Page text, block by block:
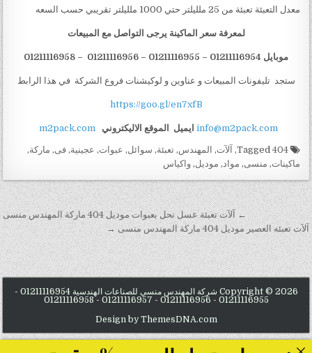
معدل التعبئة تعبئة من 25 ملليلتر حتي 1000 ملليلتر تقريبي حسب السعه
لمعرفة سعر الماكينة يرجى التواصل مع المبيعات
موبايل 01211116954 – 01211116955 – 01211116956 – 01211116958
ستجد تليفونات المبيعات و عناوين و لوكيشنات فروع الشركة في هذا الرابط
https://goo.gl/en7xfB
info@m2pack.com ايميل الموقع الاليكتروني m2pack.com
Tagged
404
, آلآت, المهندس,تعبئة, سوائل, عبوات, عجينية,فى, ماركة,
ماكينات, منسى, مواد, موديل,واكياس
تصفّح المقالات← آلآت تعبئة عسل نحل بعبوات موديل 404 ماركة المهندس منسى
آلآت تعبئه العصير موديل 404 ماركة المهندس منسى →
Copyright © 2026 شركة المهندس منسي للصناعات الهندسية 01211116954 -
01211116955 - 01211116956 - 01211116957 - 01211116958
Design by ThemesDNA.com